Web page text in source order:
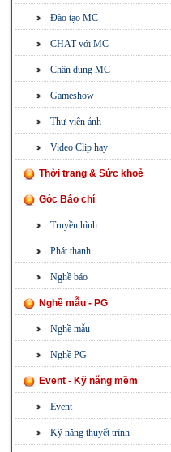
Đào tạo MC
CHAT với MC
Chân dung MC
Gameshow
Thư viện ảnh
Video Clip hay
Thời trang & Sức khoẻ
Góc Báo chí
Truyền hình
Phát thanh
Nghề báo
Nghề mẫu - PG
Nghề mẫu
Nghề PG
Event - Kỹ năng mềm
Event
Kỹ năng thuyết trình